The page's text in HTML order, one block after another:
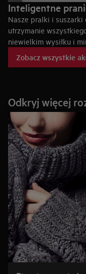
Inteligentne
Nasze pralki i suszarki
utrzymanie
niewielkim wysiłku i
Jednak nasze
na doskonałych
która ogranicza
pralkę lub suszarkę do
wyjmowanie rzeczy z
Zobacz wszystkie
Odkryj więcej